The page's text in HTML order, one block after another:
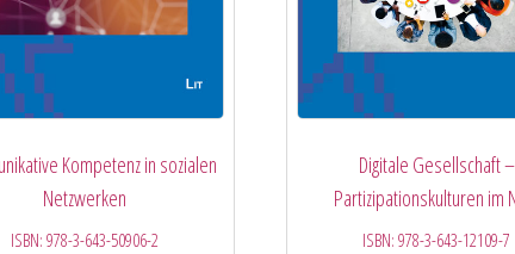
Kompetenz in sozialen
Netzwerken
ISBN:978-3-643-50906-2
Digitale Gesellschaft –
Partizipationskulturen im
ISBN:978-3-643-12109-7